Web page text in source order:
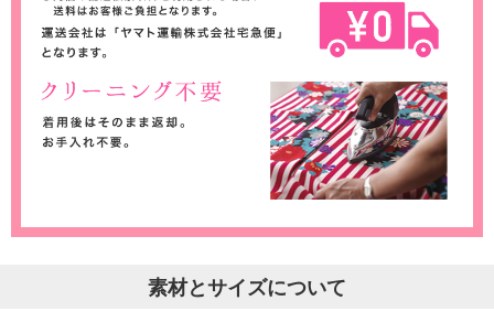
素材とサイズについて